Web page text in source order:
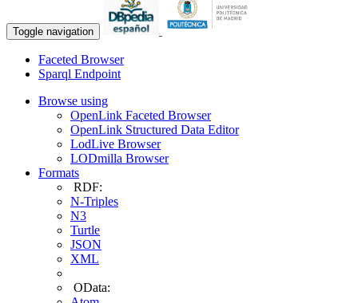
Toggle navigation
Faceted Browser
Sparql Endpoint
Browse using
OpenLink Faceted Browser
OpenLink Structured Data Editor
LodLive Browser
LODmilla Browser
Formats
RDF:
N-Triples
N3
Turtle
JSON
XML
OData: